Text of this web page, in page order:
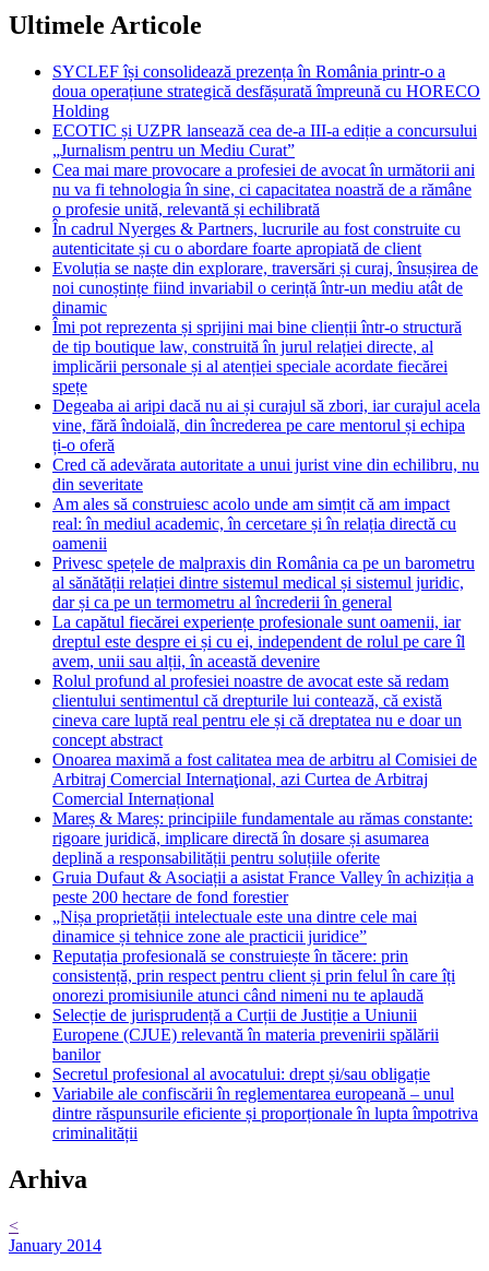
Ultimele Articole
SYCLEF își consolidează prezența în România printr-o a
doua operațiune strategică desfășurată împreună cu HORECO
Holding
ECOTIC și UZPR lansează cea de-a III-a ediție a concursului
„Jurnalism pentru un Mediu Curat”
Cea mai mare provocare a profesiei de avocat în următorii ani
nu va fi tehnologia în sine, ci capacitatea noastră de a rămâne
o profesie unită, relevantă și echilibrată
În cadrul Nyerges & Partners, lucrurile au fost construite cu
autenticitate și cu o abordare foarte apropiată de client
Evoluția se naște din explorare, traversări și curaj, însușirea de
noi cunoștințe fiind invariabil o cerință într-un mediu atât de
dinamic
Îmi pot reprezenta și sprijini mai bine clienții într-o structură
de tip boutique law, construită în jurul relației directe, al
implicării personale și al atenției speciale acordate fiecărei
spețe
Degeaba ai aripi dacă nu ai și curajul să zbori, iar curajul acela
vine, fără îndoială, din încrederea pe care mentorul și echipa
ți-o oferă
Cred că adevărata autoritate a unui jurist vine din echilibru, nu
din severitate
Am ales să construiesc acolo unde am simțit că am impact
real: în mediul academic, în cercetare și în relația directă cu
oamenii
Privesc spețele de malpraxis din România ca pe un barometru
al sănătății relației dintre sistemul medical și sistemul juridic,
dar și ca pe un termometru al încrederii în general
La capătul fiecărei experiențe profesionale sunt oamenii, iar
dreptul este despre ei și cu ei, independent de rolul pe care îl
avem, unii sau alții, în această devenire
Rolul profund al profesiei noastre de avocat este să redam
clientului sentimentul că drepturile lui contează, că există
cineva care luptă real pentru ele și că dreptatea nu e doar un
concept abstract
Onoarea maximă a fost calitatea mea de arbitru al Comisiei de
Arbitraj Comercial Internaţional, azi Curtea de Arbitraj
Comercial Internațional
Mareș & Mareș: principiile fundamentale au rămas constante:
rigoare juridică, implicare directă în dosare și asumarea
deplină a responsabilității pentru soluțiile oferite
Gruia Dufaut & Asociații a asistat France Valley în achiziția a
peste 200 hectare de fond forestier
„Nișa proprietății intelectuale este una dintre cele mai
dinamice și tehnice zone ale practicii juridice”
Reputația profesională se construiește în tăcere: prin
consistență, prin respect pentru client și prin felul în care îți
onorezi promisiunile atunci când nimeni nu te aplaudă
Selecție de jurisprudență a Curții de Justiție a Uniunii
Europene (CJUE) relevantă în materia prevenirii spălării
banilor
Secretul profesional al avocatului: drept și/sau obligație
Variabile ale confiscării în reglementarea europeană – unul
dintre răspunsurile eficiente și proporționale în lupta împotriva
criminalității
Arhiva
<
January 2014